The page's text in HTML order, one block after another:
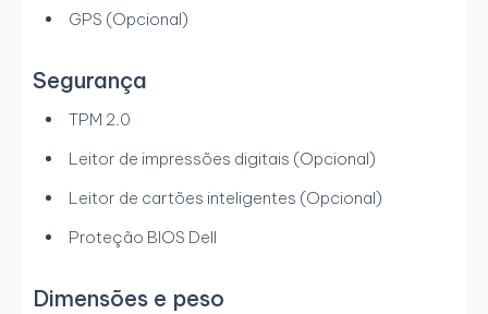
GPS (Opcional)
Segurança
TPM 2.0
Leitor de impressões digitais (Opcional)
Leitor de cartões inteligentes (Opcional)
Proteção BIOS Dell
Dimensões e peso